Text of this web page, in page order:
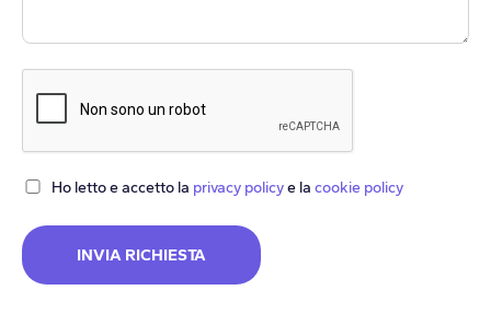
Ho letto e accetto la privacy policye la cookie policy